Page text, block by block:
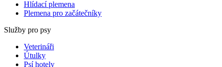
Hlídací plemena
Plemena pro začátečníky
Služby pro psy
Veterináři
Útulky
Psí hotely